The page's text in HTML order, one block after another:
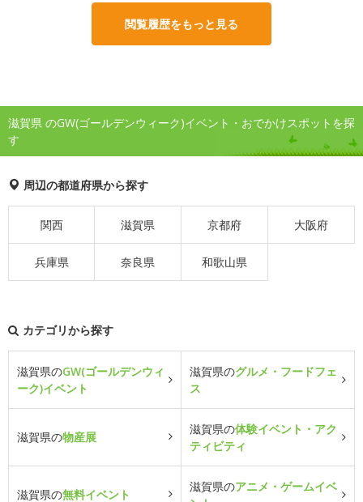
閲覧履歴をもっと見る
滋賀県 のGW(ゴールデンウィーク)イベント・おでかけスポットを探
す
周辺の都道府県から探す
関西 滋賀県 京都府 大阪府
兵庫県 奈良県 和歌山県
カテゴリから探す
滋賀県のGW(ゴールデンウィ
ーク)イベント
滋賀県のグルメ・フードフェ
ス
滋賀県の物産展
滋賀県の体験イベント・アク
ティビティ
滋賀県の無料イベント
滋賀県のアニメ・ゲームイベ